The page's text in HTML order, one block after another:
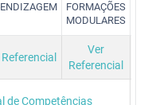
FORMAÇÕES
MODULARES
Ver
Referencial
de Competências